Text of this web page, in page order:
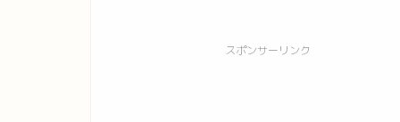
スポンサーリンク